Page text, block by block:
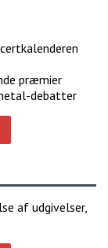
præmier
debatter
af udgivelser,